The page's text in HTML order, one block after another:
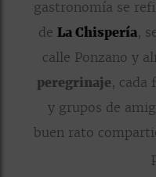
gastronomía se
de La Chispería,
calle Ponzano y
peregrinaje, cada
y grupos de
buen rato